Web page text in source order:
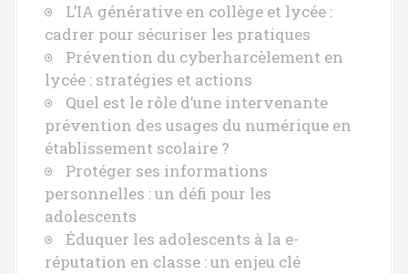
L’IA générative en collège et lycée :
cadrer pour sécuriser les pratiques
Prévention du cyberharcèlement en
lycée : stratégies et actions
Quel est le rôle d’une intervenante
prévention des usages du numérique en
établissement scolaire ?
Protéger ses informations
personnelles : un défi pour les
adolescents
Éduquer les adolescents à la e-
réputation en classe : un enjeu clé